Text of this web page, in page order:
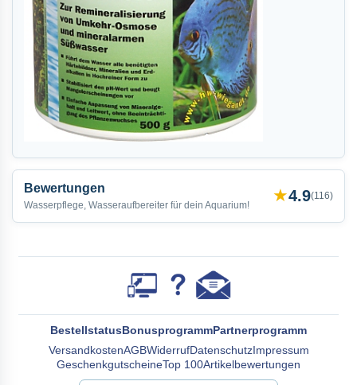
Bewertungen
Wasserpflege, Wasseraufbereiter für dein Aquarium! ★4.9(116)
BestellstatusBonusprogrammPartnerprogramm
VersandkostenAGBWiderrufDatenschutzImpressum
GeschenkgutscheineTop 100Artikelbewertungen